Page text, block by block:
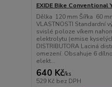
EXIDE Bike Conventional
Dělka 120 mm Šířka 60
VLASTNOSTI Standardní
svislé poloze víkem
elektrolytu (emise
DISTRIBUTORA Laciná
omezení. Obsahuje 6
elekt...
640 Kč/ks
529 Kč bez DPH